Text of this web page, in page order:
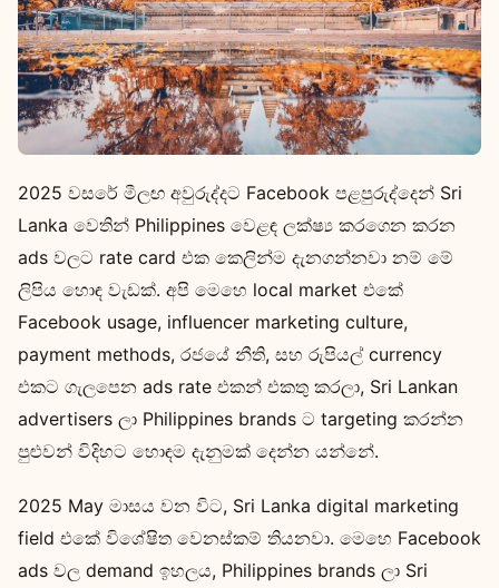
2025 වසරේ මීලඟ අවුරුද්දට Facebook පළපුරුද්දෙන් Sri
Lanka වෙතින් Philippines වෙළඳ ලක්ෂ්‍ය කරගෙන කරන
ads වලට rate card එක කෙලින්ම දැනගන්නවා නම් මේ
ලිපිය හොඳ වැඩක්. අපි මෙහෙ local market එකේ
Facebook usage, influencer marketing culture,
payment methods, රජයේ නීති, සහ රුපියල් currency
එකට ගැලපෙන ads rate එකන් එකතු කරලා, Sri Lankan
advertisers ලා Philippines brands ට targeting කරන්න
පුළුවන් විදිහට හොඳම දැනුමක් දෙන්න යන්නේ.
2025 May මාසය වන විට, Sri Lanka digital marketing
field එකේ විශේෂිත වෙනස්කම් තියනවා. මෙහෙ Facebook
ads වල demand ඉහලය, Philippines brands ලා Sri